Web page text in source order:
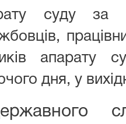
суду за
апарату
дня, у